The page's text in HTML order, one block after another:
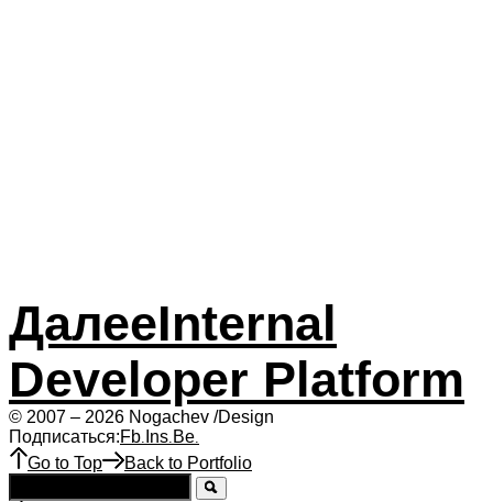
ДалееInternal
Developer Platform
© 2007 – 2026 Nogachev /Design
Подписаться:Fb. Ins. Be.
Go to Top Back to Portfolio